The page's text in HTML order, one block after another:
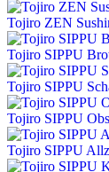
Tojiro ZEN
Tojiro SIPPU
Tojiro SIPPU
Tojiro SIPPU
Tojiro SIPPU